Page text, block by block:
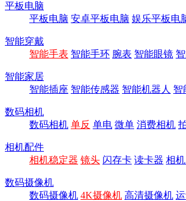
平板电脑
平板电脑 安卓平板电脑 娱乐平板电
智能穿戴
智能手表 智能手环 腕表 智能眼镜
智能家居
智能插座 智能传感器 智能机器人 智
数码相机
数码相机 单反 单电 微单 消费相机
相机配件
相机稳定器 镜头 闪存卡 读卡器 相
数码摄像机
数码摄像机 4K摄像机 高清摄像机